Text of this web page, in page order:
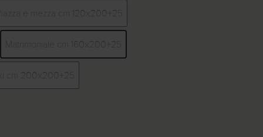
Piazza e mezza cm 120x200+25
Matrimoniale cm 160x200+25
cm 200x200+25